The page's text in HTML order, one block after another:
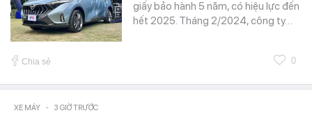
giấy bảo hành 5 năm, có hiệu lực đến
hết 2025. Tháng 2/2024, công ty…
Chia sẻ 0
XE MÁY - 3 GIỜ TRƯỚC